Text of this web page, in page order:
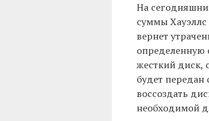
На
суммы
вернет
определенную
жесткий диск,
будет передан
воссоздать
необходимой